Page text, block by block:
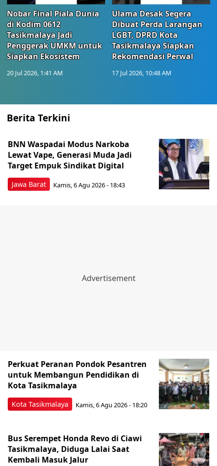
Nobar Final Piala Dunia
di Kodim 0612
Tasikmalaya Jadi
Penggerak UMKM untuk
Siapkan Ekosistem
20 Jul 2026, 1:41 AM
Ulama Desak Segera
Dibuat Perda Larangan
LGBT, DPRD Kota
Tasikmalaya Siapkan
Rekomendasi Perwal
17 Jul 2026, 10:48 AM
Berita Terkini
Jawa Barat
BNN Waspadai Modus Narkoba
Lewat Vape, Generasi Muda Jadi
Target Empuk Sindikat Digital
Kamis, 6 Agu 2026 - 18:43
Kota Tasikmalaya
Perkuat Peranan Pondok Pesantren
untuk Membangun Pendidikan di
Kota Tasikmalaya ‎
Kamis, 6 Agu 2026 - 18:20
Bus Serempet Honda Revo di Ciawi
Tasikmalaya, Diduga Lalai Saat
Kembali Masuk Jalur